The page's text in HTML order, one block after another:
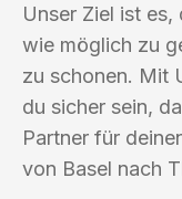
Unser Ziel ist
wie möglich zu
zu schonen. Mit
du sicher sein,
Partner für
von Basel nach